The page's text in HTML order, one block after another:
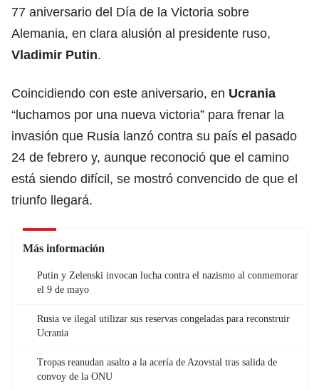
77 aniversario del Día de la Victoria sobre
Alemania, en clara alusión al presidente ruso,
Vladimir Putin.
Coincidiendo con este aniversario, en Ucrania
“luchamos por una nueva victoria” para frenar la
invasión que Rusia lanzó contra su país el pasado
24 de febrero y, aunque reconoció que el camino
está siendo difícil, se mostró convencido de que el
triunfo llegará.
Más información
Putin y Zelenski invocan lucha contra el nazismo al conmemorar
el 9 de mayo
Rusia ve ilegal utilizar sus reservas congeladas para reconstruir
Ucrania
Tropas reanudan asalto a la acería de Azovstal tras salida de
convoy de la ONU